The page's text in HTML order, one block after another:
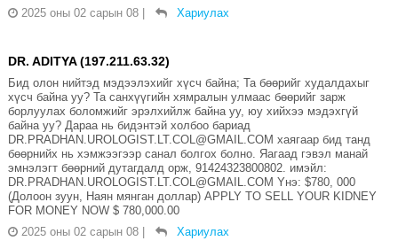
2025 оны 02 сарын 08
Хариулах
DR. ADITYA (197.211.63.32)
Бид олон нийтэд мэдээлэхийг хүсч байна; Та бөөрийг худалдахыг
хүсч байна уу? Та санхүүгийн хямралын улмаас бөөрийг зарж
борлуулах боломжийг эрэлхийлж байна уу, юу хийхээ мэдэхгүй
байна уу? Дараа нь бидэнтэй холбоо бариад
DR.PRADHAN.UROLOGIST.LT.COL@GMAIL.COM хаягаар бид танд
бөөрнийх нь хэмжээгээр санал болгох болно. Яагаад гэвэл манай
эмнэлэгт бөөрний дутагдалд орж, 91424323800802. имэйл:
DR.PRADHAN.UROLOGIST.LT.COL@GMAIL.COM Yнэ: $780, 000
(Долоон зуун, Наян мянган доллар) APPLY TO SELL YOUR KIDNEY
FOR MONEY NOW $ 780,000.00
2025 оны 02 сарын 08
Хариулах